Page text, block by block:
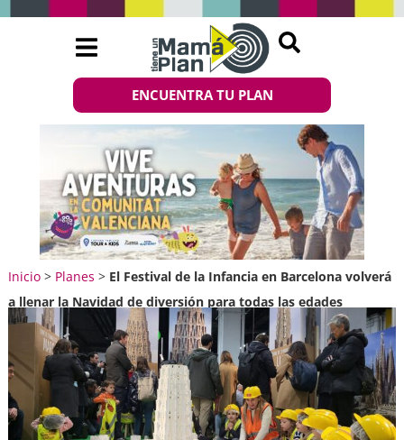
ENCUENTRA TU PLAN
Inicio> Planes > El Festival de la Infancia en Barcelona volverá
a llenar la Navidad de diversión para todas las edades